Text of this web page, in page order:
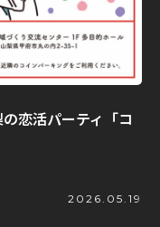
恋活パーティ「コ
2026.05.19